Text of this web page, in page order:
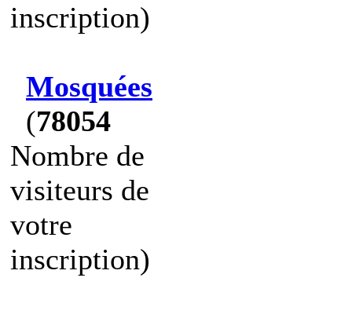
inscription)
Mosquées
(78054
Nombre de
visiteurs de
votre
inscription)